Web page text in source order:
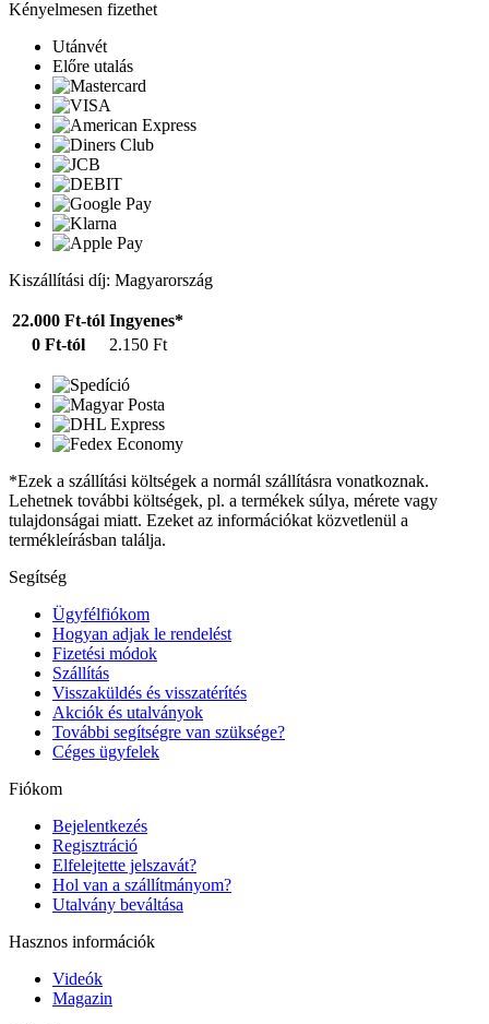
Kényelmesen fizethet
Utánvét
Előre utalás
Kiszállítási díj: Magyarország
22.000 Ft-tól Ingyenes*
0 Ft-tól
2.150 Ft
*Ezek a szállítási költségek a normál szállításra vonatkoznak.
Lehetnek további költségek, pl. a termékek súlya, mérete vagy
tulajdonságai miatt. Ezeket az információkat közvetlenül a
termékleírásban találja.
Segítség
Ügyfélfiókom
Hogyan adjak le rendelést
Fizetési módok
Szállítás
Visszaküldés és visszatérítés
Akciók és utalványok
További segítségre van szüksége?
Céges ügyfelek
Fiókom
Bejelentkezés
Regisztráció
Elfelejtette jelszavát?
Hol van a szállítmányom?
Utalvány beváltása
Hasznos információk
Videók
Magazin